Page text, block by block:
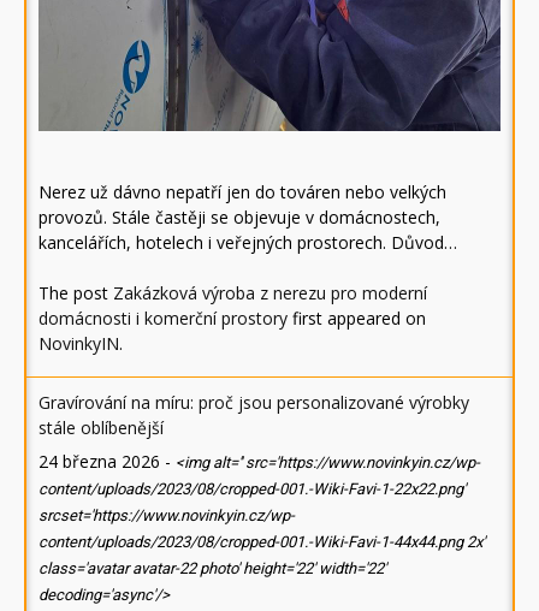
Nerez už dávno nepatří jen do továren nebo velkých
provozů. Stále častěji se objevuje v domácnostech,
kancelářích, hotelech i veřejných prostorech. Důvod…
The post Zakázková výroba z nerezu pro moderní
domácnosti i komerční prostory first appeared on
NovinkyIN.
Gravírování na míru: proč jsou personalizované výrobky
stále oblíbenější
24 března 2026 - <img alt='' src='https://www.novinkyin.cz/wp-
content/uploads/2023/08/cropped-001.-Wiki-Favi-1-22x22.png'
srcset='https://www.novinkyin.cz/wp-
content/uploads/2023/08/cropped-001.-Wiki-Favi-1-44x44.png 2x'
class='avatar avatar-22 photo' height='22' width='22'
decoding='async'/>